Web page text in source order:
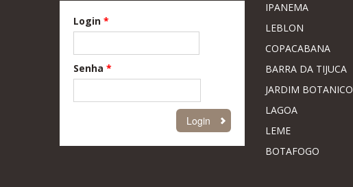
Login *
Senha *
IPANEMA
LEBLON
COPACABANA
BARRA DA TIJUCA
JARDIM BOTANICO
LAGOA
LEME
BOTAFOGO